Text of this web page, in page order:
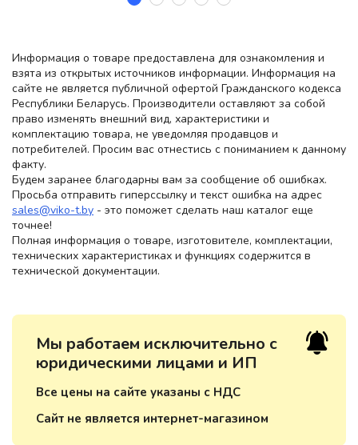
Информация о товаре предоставлена для ознакомления и
взята из открытых источников информации. Информация на
сайте не является публичной офертой Гражданского кодекса
Республики Беларусь. Производители оставляют за собой
право изменять внешний вид, характеристики и
комплектацию товара, не уведомляя продавцов и
потребителей. Просим вас отнестись с пониманием к данному
факту.
Будем заранее благодарны вам за сообщение об ошибках.
Просьба отправить гиперссылку и текст ошибка на адрес
sales@viko-t.by - это поможет сделать наш каталог еще
точнее!
Полная информация о товаре, изготовителе, комплектации,
технических характеристиках и функциях содержится в
технической документации.
Мы работаем исключительно с
юридическими лицами и ИП
Все цены на сайте указаны с НДС
Сайт не является интернет-магазином